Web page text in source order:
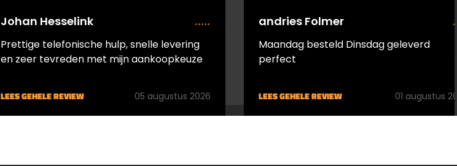
Johan Hesselink
Prettige telefonische hulp, snelle levering
en zeer tevreden met mijn aankoopkeuze
LEES GEHELE REVIEW 05 augustus 2026
andries Folmer
Maandag besteld Dinsdag geleverd
perfect
LEES GEHELE REVIEW 01 augustus